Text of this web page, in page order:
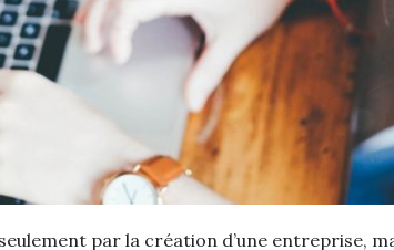
par la création d’une entreprise,